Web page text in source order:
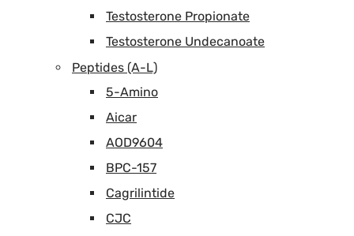
Testosterone Propionate
Testosterone Undecanoate
Peptides (A-L)
5-Amino
Aicar
AOD9604
BPC-157
Cagrilintide
CJC